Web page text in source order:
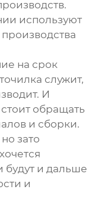
используют
на срок
служит,
И
обращать
и сборки.
зато
будут и дальше
и